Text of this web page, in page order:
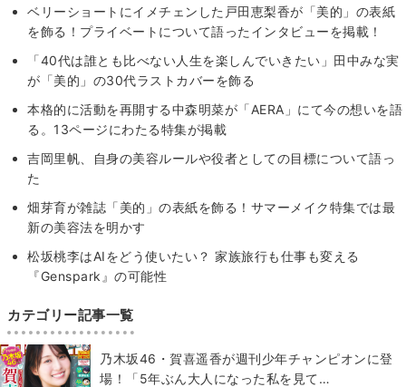
ベリーショートにイメチェンした戸田恵梨香が「美的」の表紙
を飾る！プライベートについて語ったインタビューを掲載！
「40代は誰とも比べない人生を楽しんでいきたい」田中みな実
が「美的」の30代ラストカバーを飾る
本格的に活動を再開する中森明菜が「AERA」にて今の想いを語
る。13ページにわたる特集が掲載
吉岡里帆、自身の美容ルールや役者としての目標について語っ
た
畑芽育が雑誌「美的」の表紙を飾る！サマーメイク特集では最
新の美容法を明かす
松坂桃李はAIをどう使いたい？ 家族旅行も仕事も変える
『Genspark』の可能性
カテゴリー記事一覧
乃木坂46・賀喜遥香が週刊少年チャンピオンに登
場！「5年ぶん大人になった私を見て…